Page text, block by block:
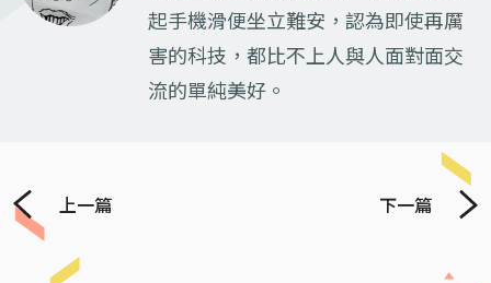
起手機滑便坐立難安，認為即使再厲
害的科技，都比不上人與人面對面交
流的單純美好。
上一篇 下一篇